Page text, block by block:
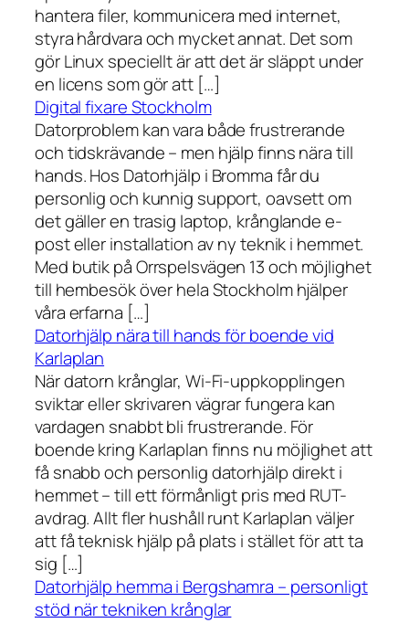
hantera filer, kommunicera med internet,
styra hårdvara och mycket annat. Det som
gör Linux speciellt är att det är släppt under
en licens som gör att […]
Digital fixare Stockholm
Datorproblem kan vara både frustrerande
och tidskrävande – men hjälp finns nära till
hands. Hos Datorhjälp i Bromma får du
personlig och kunnig support, oavsett om
det gäller en trasig laptop, krånglande e-
post eller installation av ny teknik i hemmet.
Med butik på Orrspelsvägen 13 och möjlighet
till hembesök över hela Stockholm hjälper
våra erfarna […]
Datorhjälp nära till hands för boende vid
Karlaplan
När datorn krånglar, Wi-Fi-uppkopplingen
sviktar eller skrivaren vägrar fungera kan
vardagen snabbt bli frustrerande. För
boende kring Karlaplan finns nu möjlighet att
få snabb och personlig datorhjälp direkt i
hemmet – till ett förmånligt pris med RUT-
avdrag. Allt fler hushåll runt Karlaplan väljer
att få teknisk hjälp på plats i stället för att ta
sig […]
Datorhjälp hemma i Bergshamra – personligt
stöd när tekniken krånglar